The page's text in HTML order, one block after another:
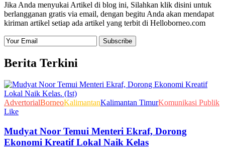
Jika Anda menyukai Artikel di blog ini, Silahkan klik disini untuk
berlangganan gratis via email, dengan begitu Anda akan mendapat
kiriman artikel setiap ada artikel yang terbit di Helloborneo.com
Berita Terkini
AdvertorialBorneoKalimantanKalimantan TimurKomunikasi Publik
Like
Mudyat Noor Temui Menteri Ekraf, Dorong
Ekonomi Kreatif Lokal Naik Kelas